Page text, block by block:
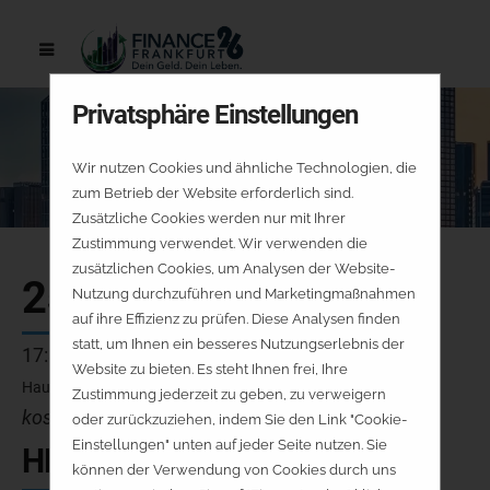
25.09.
17:30 - 17:55 Uhr
Hauptbühne
kostenfrei - keine Platzreservierung
HB-V16-FR
Privatsphäre Einstellungen
Wir nutzen Cookies und ähnliche Technologien, die
zum Betrieb der Website erforderlich sind.
Zusätzliche Cookies werden nur mit Ihrer
Zustimmung verwendet. Wir verwenden die
zusätzlichen Cookies, um Analysen der Website-
Nutzung durchzuführen und Marketingmaßnahmen
auf ihre Effizienz zu prüfen. Diese Analysen finden
statt, um Ihnen ein besseres Nutzungserlebnis der
Website zu bieten. Es steht Ihnen frei, Ihre
Zustimmung jederzeit zu geben, zu verweigern
oder zurückzuziehen, indem Sie den Link "Cookie-
Einstellungen" unten auf jeder Seite nutzen. Sie
können der Verwendung von Cookies durch uns